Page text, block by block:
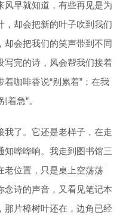
风早就知道，有些再见是为
却会把新的叶子吹到我们
却会把我们的笑声带到不同
写完的诗，风会帮我们接着
咖啡香说“别累着”；在我
着急”。
我了。它还是老样子，在走
知哗哗响。我走到图书馆三
老位置，只是桌上空荡荡
念诗的声音，又看见笔记本
那片樟树叶还在，边角已经